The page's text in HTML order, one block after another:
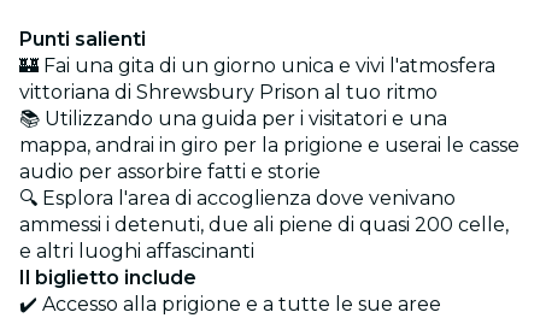
Punti salienti
🏰 Fai una gita di un giorno unica e vivi l'atmosfera
vittoriana di Shrewsbury Prison al tuo ritmo
📚 Utilizzando una guida per i visitatori e una
mappa, andrai in giro per la prigione e userai le casse
audio per assorbire fatti e storie
🔍 Esplora l'area di accoglienza dove venivano
ammessi i detenuti, due ali piene di quasi 200 celle,
e altri luoghi affascinanti
Il biglietto include
✔️ Accesso alla prigione e a tutte le sue aree